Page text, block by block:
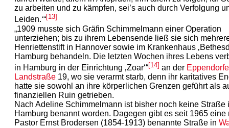
zu arbeiten und zu kämpfen, sei’s auch durch Verfolgung
Leiden.‘“[13]
„1909 musste sich Gräfin Schimmelmann einer Operation
unterziehen; bis zu ihrem Lebensende ließ sie sich
Henriettenstift in Hannover sowie im Krankenhaus
Hamburg behandeln. Die letzten Wochen ihres Lebens
in Hamburg in der Einrichtung ‚Zoar‘“[14] an der
Landstraße 19, wo sie verarmt starb, denn ihr karitatives
hatte sie sowohl an ihre körperlichen Grenzen geführt als
finanziellen Ruin getrieben.
Nach Adeline Schimmelmann ist bisher noch keine Straße
Hamburg benannt worden. Dagegen gibt es seit 1965 eine
Pastor Ernst Brodersen (1854-1913) benannte Straße in